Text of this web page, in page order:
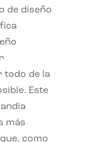
de diseño
todo de la
Este
más
como